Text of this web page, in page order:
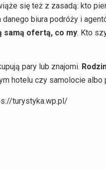
się też z zasadą: kto
biura podróży i
samą ofertą, co my. Kto
pary lub znajomi.
hotelu czy samolocie albo
turystyka.wp.pl/